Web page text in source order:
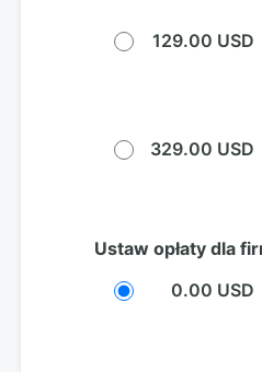
129.00 USD
329.00 USD
Ustaw opłaty dla
0.00 USD